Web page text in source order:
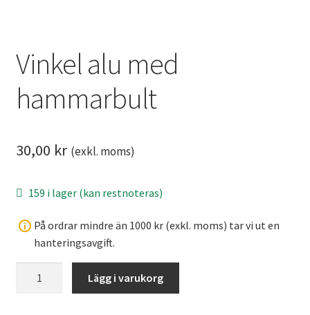
Vinkel alu med
hammarbult
30,00 kr (exkl. moms)
159 i lager (kan restnoteras)
På ordrar mindre än 1000 kr (exkl. moms) tar vi ut en
hanteringsavgift.
Lägg i varukorg